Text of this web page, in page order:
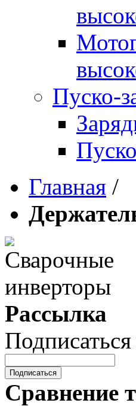
Пуско-
Главная /
Рассылка
Подписаться
Сравнение